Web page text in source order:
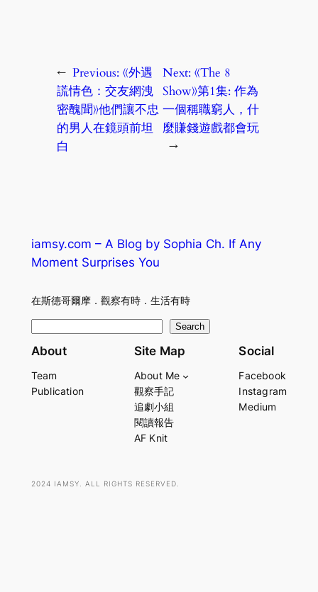
← Previous: 《外遇
謊情色：交友網洩
密醜聞》他們讓不忠
的男人在鏡頭前坦
白
Next: 《The 8
Show》第1集: 作為
一個稱職窮人，什
麼賺錢遊戲都會玩
→
iamsy.com – A Blog by Sophia Ch. If Any
Moment Surprises You
在斯德哥爾摩．觀察有時．生活有時
e
r
Search
About
Team
Publication
Site Map
About Me
觀察手記
追劇小組
閱讀報告
AF Knit
Social
Facebook
Instagram
Medium
2024 IAMSY. ALL RIGHTS RESERVED.